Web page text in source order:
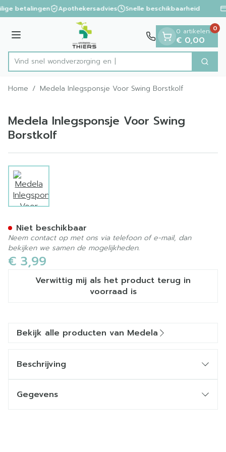
Ga naar de inhoud
1 van 1
betalingen Apothekersadvies Snelle beschikbaarheid
Menu
Product, merk, categorie...
Vind snel wondverzorg Zoek
0 artikelen
€ 0,00
0
Home / Medela Inlegsponsje Voor Swing Borstkolf
Medela Inlegsponsje Voor Swing
Borstkolf
€ 3,99
Verwittig mij als het product terug in
voorraad is
Niet beschikbaar
Neem contact op met ons via telefoon of e-mail, dan
bekijken we samen de mogelijkheden.
Bekijk alle producten van Medela
Beschrijving
Gegevens